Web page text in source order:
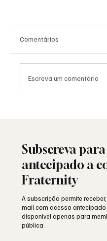
Comentários
Escreva um comentário
Subscreva para
antecipado a
Fraternity
A subscrição permite
mail com acesso antecipado
disponível apenas para
pública.